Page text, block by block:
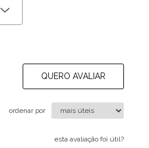
QUERO AVALIAR
ordenar por
esta avaliação foi útil?